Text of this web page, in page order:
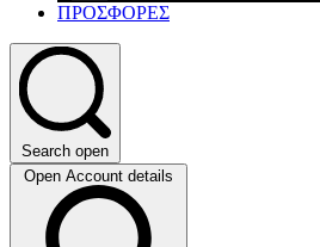
ΠΡΟΣΦΟΡΕΣ
Search open
Open Account details